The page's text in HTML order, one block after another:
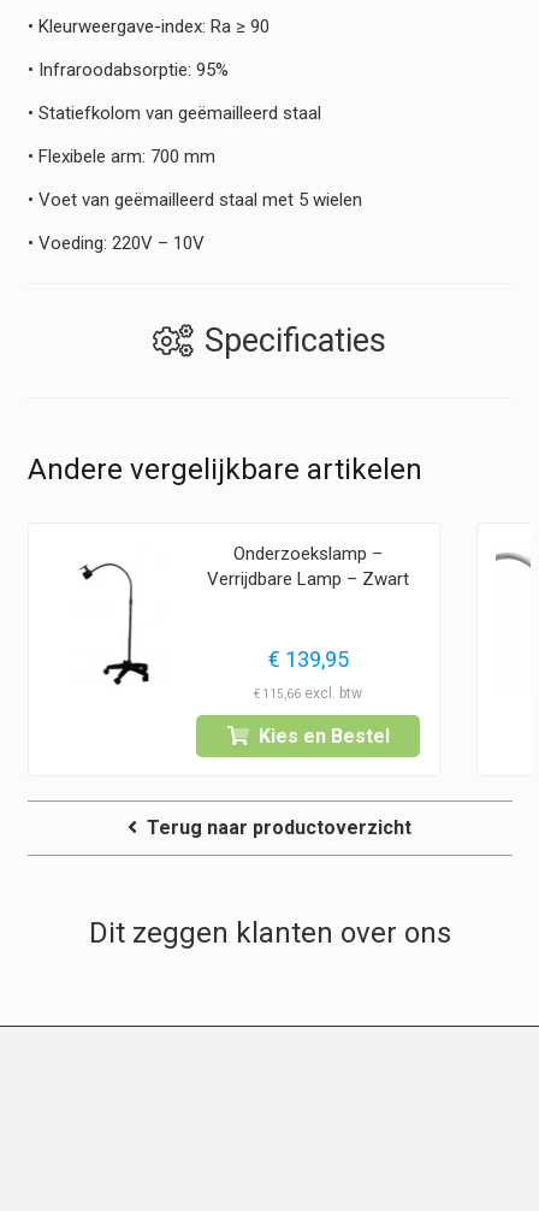
• Kleurweergave-index: Ra ≥ 90
• Infraroodabsorptie: 95%
• Statiefkolom van geëmailleerd staal
• Flexibele arm: 700 mm
• Voet van geëmailleerd staal met 5 wielen
• Voeding: 220V – 10V
Specificaties
Andere vergelijkbare artikelen
Onderzoekslamp –
Verrijdbare Lamp – Zwart
€ 139,95
€ 115,66
Kies en Bestel
Terug naar productoverzicht
Dit zeggen klanten over ons